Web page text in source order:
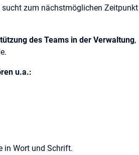
zum nächstmöglichen
des Teams in der Verwaltung,
u.a.:
in Wort und Schrift.